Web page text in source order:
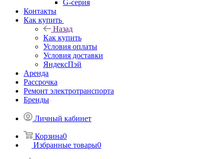
G-серия
Контакты
Как купить
Назад
Как купить
Условия оплаты
Условия доставки
ЯндексПэй
Аренда
Рассрочка
Ремонт электротранспорта
Бренды
Личный кабинет
Корзина0
Избранные товары0